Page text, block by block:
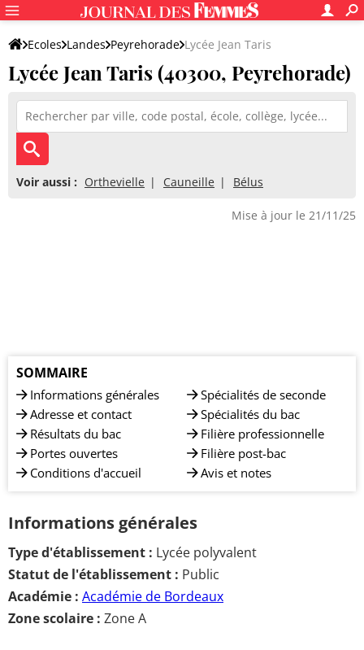
Ecoles Landes Peyrehorade Lycée Jean Taris
Lycée Jean Taris (40300, Peyrehorade)
Voir aussi : Orthevielle Cauneille Bélus
Mise à jour le 21/11/25
SOMMAIRE
Informations générales
Adresse et contact
Résultats du bac
Portes ouvertes
Conditions d'accueil
Spécialités de seconde
Spécialités du bac
Filière professionnelle
Filière post-bac
Avis et notes
Informations générales
Type d'établissement : Lycée polyvalent
Statut de l'établissement : Public
Académie : Académie de Bordeaux
Zone scolaire : Zone A